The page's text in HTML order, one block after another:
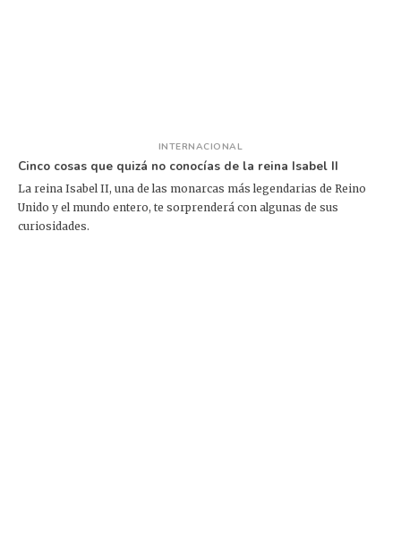
INTERNACIONAL
Cinco cosas que quizá no conocías de la reina Isabel II
La reina Isabel II, una de las monarcas más legendarias de Reino
Unido y el mundo entero, te sorprenderá con algunas de sus
curiosidades.